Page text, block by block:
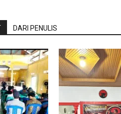
DARI PENULIS